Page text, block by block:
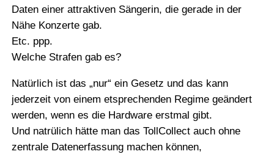
Daten einer attraktiven Sängerin, die gerade in der
Nähe Konzerte gab.
Etc. ppp.
Welche Strafen gab es?
Natürlich ist das „nur“ ein Gesetz und das kann
jederzeit von einem etsprechenden Regime geändert
werden, wenn es die Hardware erstmal gibt.
Und natrülich hätte man das TollCollect auch ohne
zentrale Datenerfassung machen können,